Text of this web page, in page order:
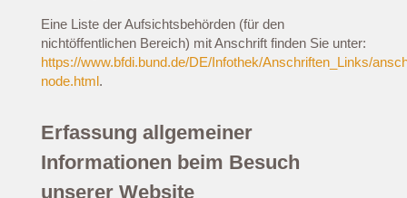
Eine Liste der Aufsichtsbehörden (für den
nichtöffentlichen Bereich) mit Anschrift finden Sie unter:
https://www.bfdi.bund.de/DE/Infothek/Anschriften_Links/
node.html.
Erfassung allgemeiner
Informationen beim Besuch
unserer Website